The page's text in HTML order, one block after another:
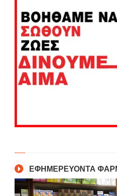
ΕΦΗΜΕΡΕΥΟΝΤΑ